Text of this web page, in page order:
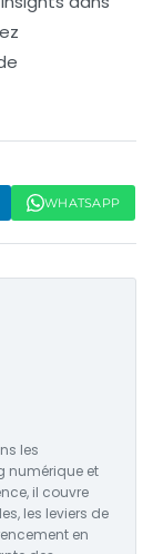
WHATSAPP
les
numérique et
il couvre
les leviers de
en